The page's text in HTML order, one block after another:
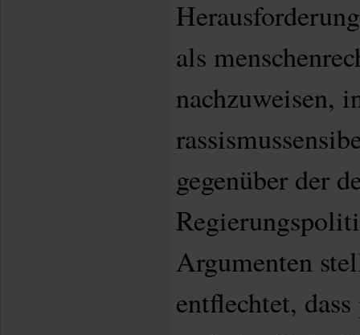
als
nachzuweisen,
gegenüber der
Argumenten
entflechtet,